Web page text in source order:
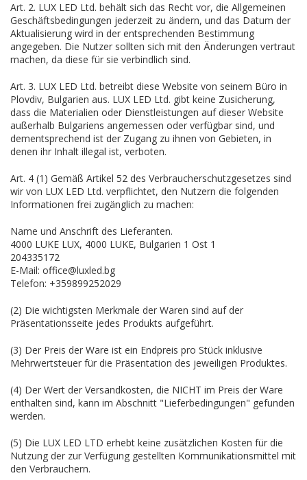
Art. 2. LUX LED Ltd. behält sich das Recht vor, die Allgemeinen
Geschäftsbedingungen jederzeit zu ändern, und das Datum der
Aktualisierung wird in der entsprechenden Bestimmung
angegeben. Die Nutzer sollten sich mit den Änderungen vertraut
machen, da diese für sie verbindlich sind.
Art. 3. LUX LED Ltd. betreibt diese Website von seinem Büro in
Plovdiv, Bulgarien aus. LUX LED Ltd. gibt keine Zusicherung,
dass die Materialien oder Dienstleistungen auf dieser Website
außerhalb Bulgariens angemessen oder verfügbar sind, und
dementsprechend ist der Zugang zu ihnen von Gebieten, in
denen ihr Inhalt illegal ist, verboten.
Art. 4 (1) Gemäß Artikel 52 des Verbraucherschutzgesetzes sind
wir von LUX LED Ltd. verpflichtet, den Nutzern die folgenden
Informationen frei zugänglich zu machen:
Name und Anschrift des Lieferanten.
4000 LUKE LUX, 4000 LUKE, Bulgarien 1 Ost 1
204335172
E-Mail: office@luxled.bg
Telefon: +359899252029
(2) Die wichtigsten Merkmale der Waren sind auf der
Präsentationsseite jedes Produkts aufgeführt.
(3) Der Preis der Ware ist ein Endpreis pro Stück inklusive
Mehrwertsteuer für die Präsentation des jeweiligen Produktes.
(4) Der Wert der Versandkosten, die NICHT im Preis der Ware
enthalten sind, kann im Abschnitt "Lieferbedingungen" gefunden
werden.
(5) Die LUX LED LTD erhebt keine zusätzlichen Kosten für die
Nutzung der zur Verfügung gestellten Kommunikationsmittel mit
den Verbrauchern.